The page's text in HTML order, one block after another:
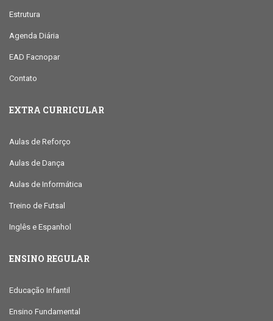
Estrutura
Agenda Diária
EAD Facnopar
Contato
EXTRA CURRICULAR
Aulas de Reforço
Aulas de Dança
Aulas de Informática
Treino de Futsal
Inglês e Espanhol
ENSINO REGULAR
Educação Infantil
Ensino Fundamental